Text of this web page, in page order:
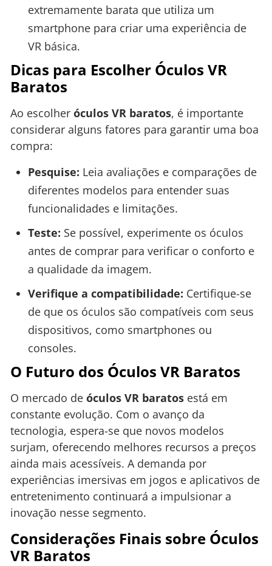
extremamente barata que utiliza um
smartphone para criar uma experiência de
VR básica.
Dicas para Escolher Óculos VR
Baratos
Ao escolher óculos VR baratos, é importante
considerar alguns fatores para garantir uma boa
compra:
Pesquise: Leia avaliações e comparações de
diferentes modelos para entender suas
funcionalidades e limitações.
Teste: Se possível, experimente os óculos
antes de comprar para verificar o conforto e
a qualidade da imagem.
Verifique a compatibilidade: Certifique-se
de que os óculos são compatíveis com seus
dispositivos, como smartphones ou
consoles.
O Futuro dos Óculos VR Baratos
O mercado de óculos VR baratos está em
constante evolução. Com o avanço da
tecnologia, espera-se que novos modelos
surjam, oferecendo melhores recursos a preços
ainda mais acessíveis. A demanda por
experiências imersivas em jogos e aplicativos de
entretenimento continuará a impulsionar a
inovação nesse segmento.
Considerações Finais sobre Óculos
VR Baratos